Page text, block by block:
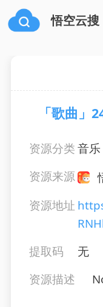
悟空云搜
「歌曲
资源分类音乐
资源来源
资源地址
提取码
无
资源描述